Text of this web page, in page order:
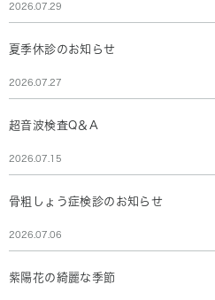
2026.07.29
夏季休診のお知らせ
2026.07.27
超音波検査Q＆A
2026.07.15
骨粗しょう症検診のお知らせ
2026.07.06
紫陽花の綺麗な季節